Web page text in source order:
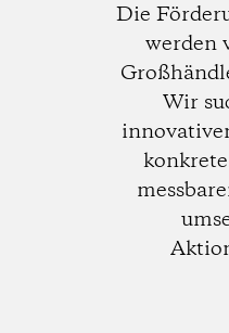
Die
werden
Wir